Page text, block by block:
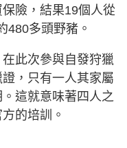
險，結果19個人從
480多頭野豬。
此次參與自發狩獵
，只有一人其家屬
這就意味著四人之
的培訓。